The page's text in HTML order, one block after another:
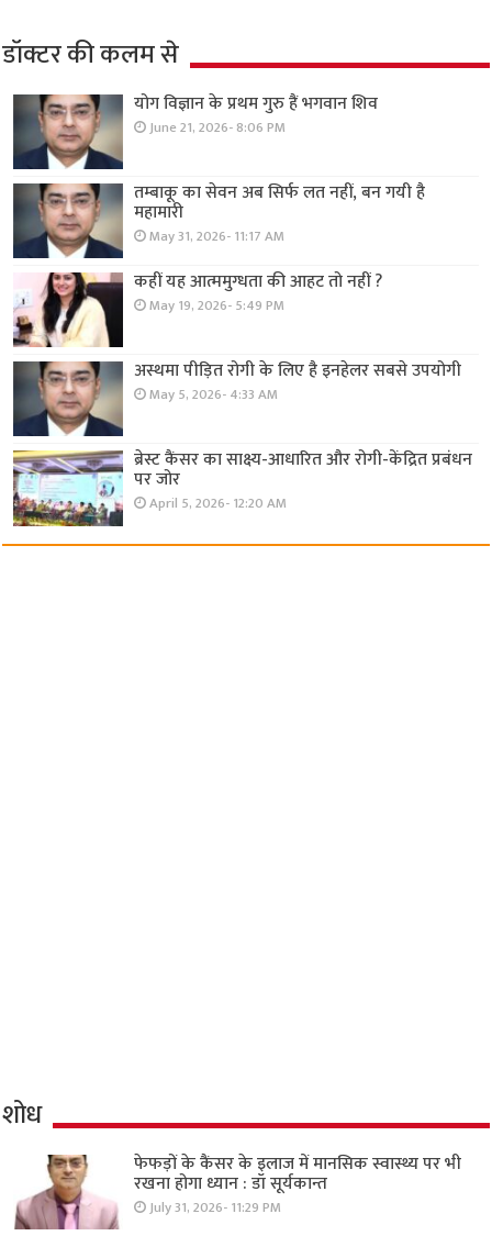
डॉक्टर की कलम से
योग विज्ञान के प्रथम गुरु हैं भगवान शिव
June 21, 2026- 8:06 PM
तम्बाकू का सेवन अब सिर्फ लत नहीं, बन गयी है
महामारी
May 31, 2026- 11:17 AM
कहीं यह आत्ममुग्धता की आहट तो नहीं ?
May 19, 2026- 5:49 PM
अस्थमा पीड़ित रोगी के लिए है इनहेलर सबसे उपयोगी
May 5, 2026- 4:33 AM
ब्रेस्ट कैंसर का साक्ष्य-आधारित और रोगी-केंद्रित प्रबंधन
पर जोर
April 5, 2026- 12:20 AM
शोध
फेफड़ों के कैंसर के इलाज में मानसिक स्वास्थ्य पर भी
रखना होगा ध्यान : डॉ सूर्यकान्त
July 31, 2026- 11:29 PM